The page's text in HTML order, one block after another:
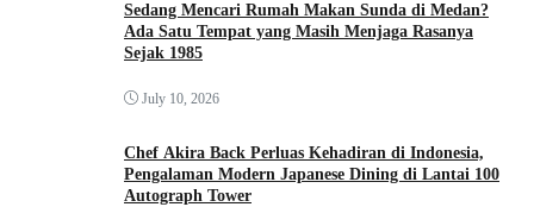
Sedang Mencari Rumah Makan Sunda di Medan?
Ada Satu Tempat yang Masih Menjaga Rasanya
Sejak 1985
July 10, 2026
Chef Akira Back Perluas Kehadiran di Indonesia,
Pengalaman Modern Japanese Dining di Lantai 100
Autograph Tower